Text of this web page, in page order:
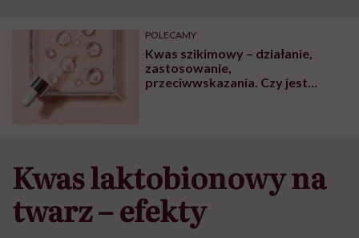
POLECAMY
Kwas szikimowy – działanie,
zastosowanie,
przeciwwskazania. Czy jest
Kwas laktobionowy na
twarz – efekty